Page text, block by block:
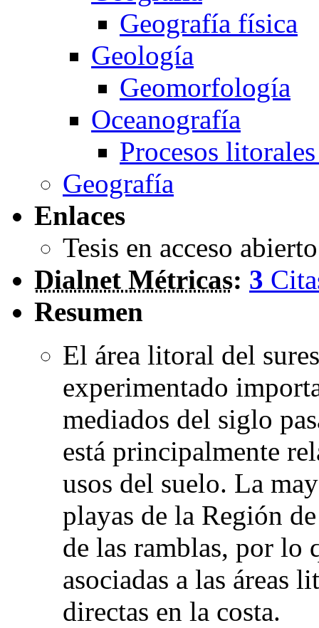
Geografía física
Geología
Geomorfología
Oceanografía
Procesos
Geografía
Enlaces
Tesis en acceso
Dialnet Métricas: 3
Resumen
El área litoral del
experimentado
mediados del siglo
está principalmente
usos del suelo. La
playas de la Región
de las ramblas, por lo
asociadas a las áreas
directas en la costa.